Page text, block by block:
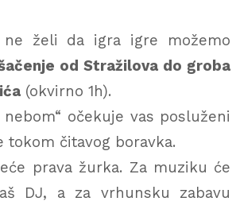
želi da igra igre možemo
od Stražilova do groba
(okvirno 1h).
nebom“ očekuje vas posluženi
tokom čitavog boravka.
prava žurka. Za muziku će
DJ, a za vrhunsku zabavu